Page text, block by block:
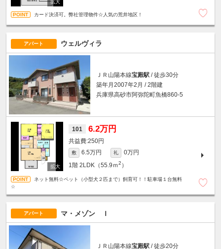
カード決済可。弊社管理物件☆人気の荒井地区！
アパート ウェルヴィラ
ＪＲ山陽本線宝殿駅 / 徒歩30分
築年月2007年2月 / 2階建
兵庫県高砂市阿弥陀町魚橋860-5
101 6.2万円
250円
敷 6.5万円 礼
0万円
1階 2LDK（55.9ｍ2 ）
ネット無料☆ペット（小型犬２匹まで）飼育可！！駐車場１台無料
☆
アパート マ・メゾン Ｉ
ＪＲ山陽本線宝殿駅 / 徒歩20分